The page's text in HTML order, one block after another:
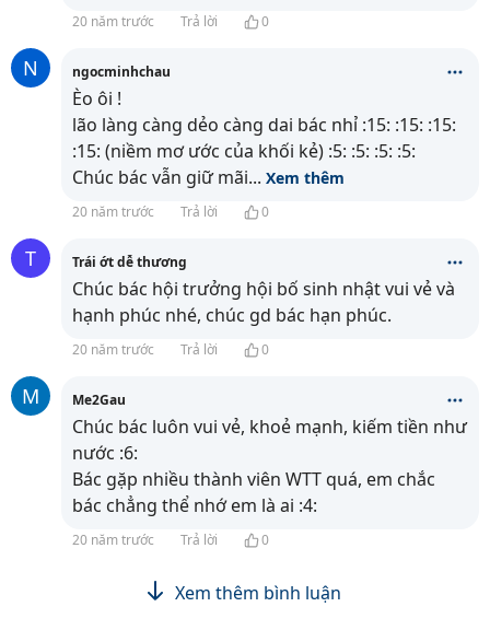
20 năm trước Trả lời 0
N ngocminhchau
Èo ôi !
lão làng càng dẻo càng dai bác nhỉ :15: :15: :15:
:15: (niềm mơ ước của khối kẻ) :5: :5: :5: :5:
Chúc bác vẫn giữ mãi... Xem thêm
20 năm trước Trả lời 0
T Trái ớt dễ thương
Chúc bác hội trưởng hội bố sinh nhật vui vẻ và
hạnh phúc nhé, chúc gd bác hạn phúc.
20 năm trước Trả lời 0
M Me2Gau
Chúc bác luôn vui vẻ, khoẻ mạnh, kiếm tiền như
nước :6:
Bác gặp nhiều thành viên WTT quá, em chắc
bác chẳng thể nhớ em là ai :4:
20 năm trước Trả lời 0
Xem thêm bình luận